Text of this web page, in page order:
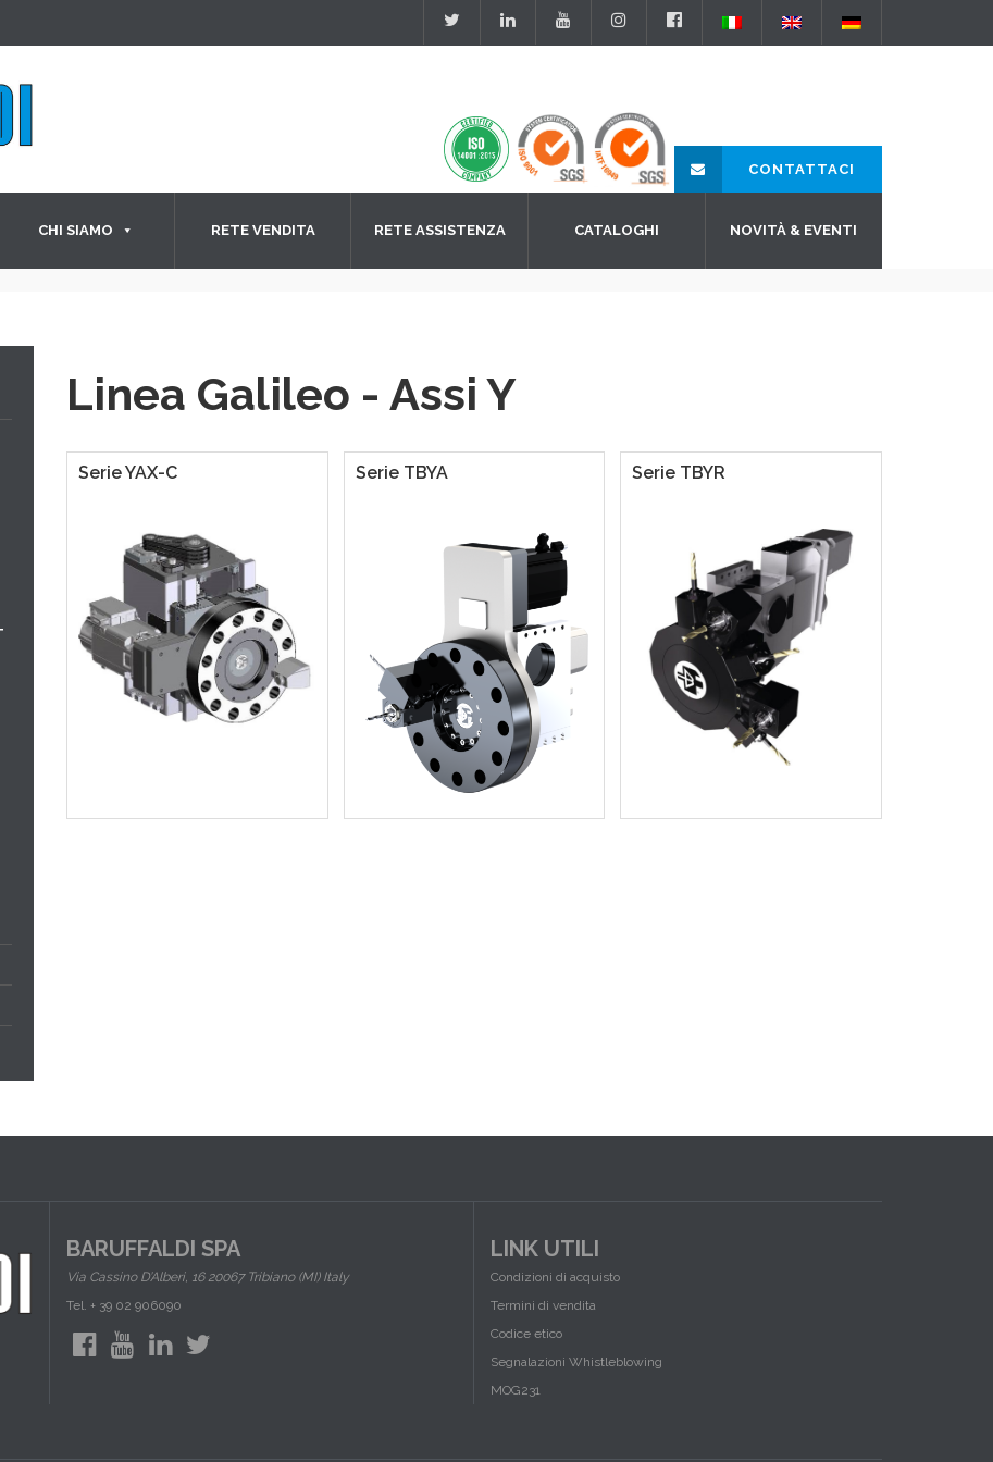
CONTATTACI
CHI SIAMO RETE VENDITA RETE ASSISTENZA CATALOGHI NOVITÀ & EVENTI
Linea Galileo - Assi Y
Serie YAX-C Serie TBYA Serie TBYR
BARUFFALDI SPA
Via Cassino D’Alberi, 16 20067 Tribiano (MI) Italy
Tel. + 39 02 906090
LINK UTILI
Condizioni di acquisto
Termini di vendita
Codice etico
Segnalazioni Whistleblowing
MOG231